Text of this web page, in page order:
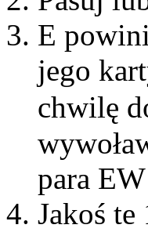
E
jego
chwilę
para
Jakoś te